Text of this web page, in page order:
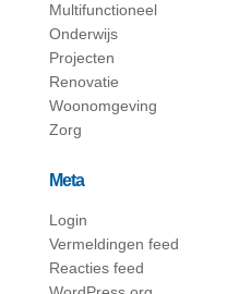
Multifunctioneel
Onderwijs
Projecten
Renovatie
Woonomgeving
Zorg
Meta
Login
Vermeldingen feed
Reacties feed